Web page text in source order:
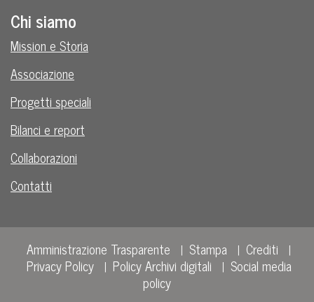
Chi siamo
Mission e Storia
Associazione
Progetti speciali
Bilanci e report
Collaborazioni
Contatti
Amministrazione Trasparente Stampa
Crediti
Privacy Policy
Policy Archivi digitali
Social media
policy